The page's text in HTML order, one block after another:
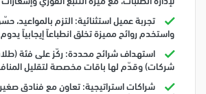
تجربة عميل استثنائية: التزم بالمواعيد،
واستخدم روائح مميزة تخلق انطباعاً إيجابياً
استهداف شرائح محددة: ركّز على فئة
شركات) وقدّم لها باقات مخصصة لتقليل
شراكات استراتيجية: تعاون مع فنادق